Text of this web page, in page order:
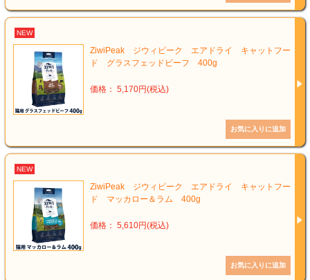
NEW
ZiwiPeak ジウィピーク エアドライ キャットフー
ド グラスフェッドビーフ 400g
価格： 5,170円(税込)
NEW
ZiwiPeak ジウィピーク エアドライ キャットフー
ド マッカロー＆ラム 400g
価格： 5,610円(税込)